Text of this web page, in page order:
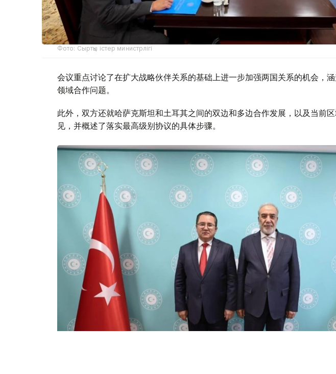
Фото: Сыртқы істер министрлігі
会议重点讨论了在扩大战略伙伴关系的基础上进一步加强两国关系的机会，
领域合作问题。
此外，双方还就哈萨克斯坦和土耳其之间的双边和多边合作发展，以及当前
见，并概述了落实最高级别协议的具体步骤。